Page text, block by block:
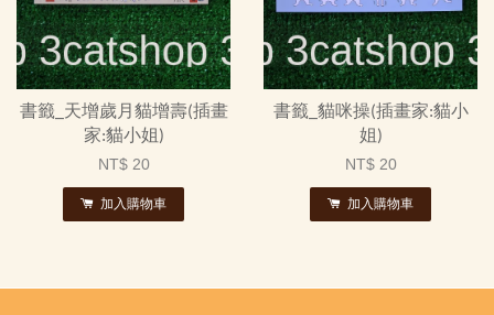
書籤_天增歲月貓增壽(插畫
家:貓小姐)
NT$ 20
加入購物車
書籤_貓咪操(插畫家:貓小
姐)
NT$ 20
加入購物車